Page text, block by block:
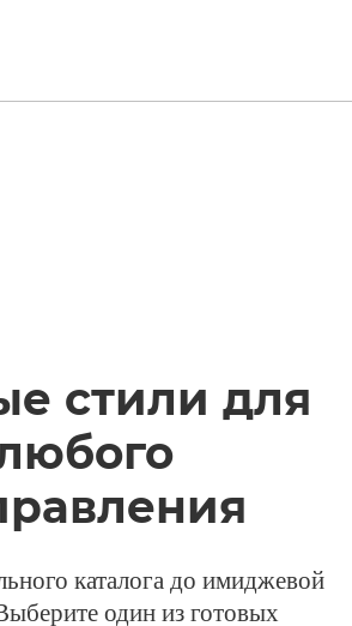
стили для
каталога до имиджевой
один из готовых